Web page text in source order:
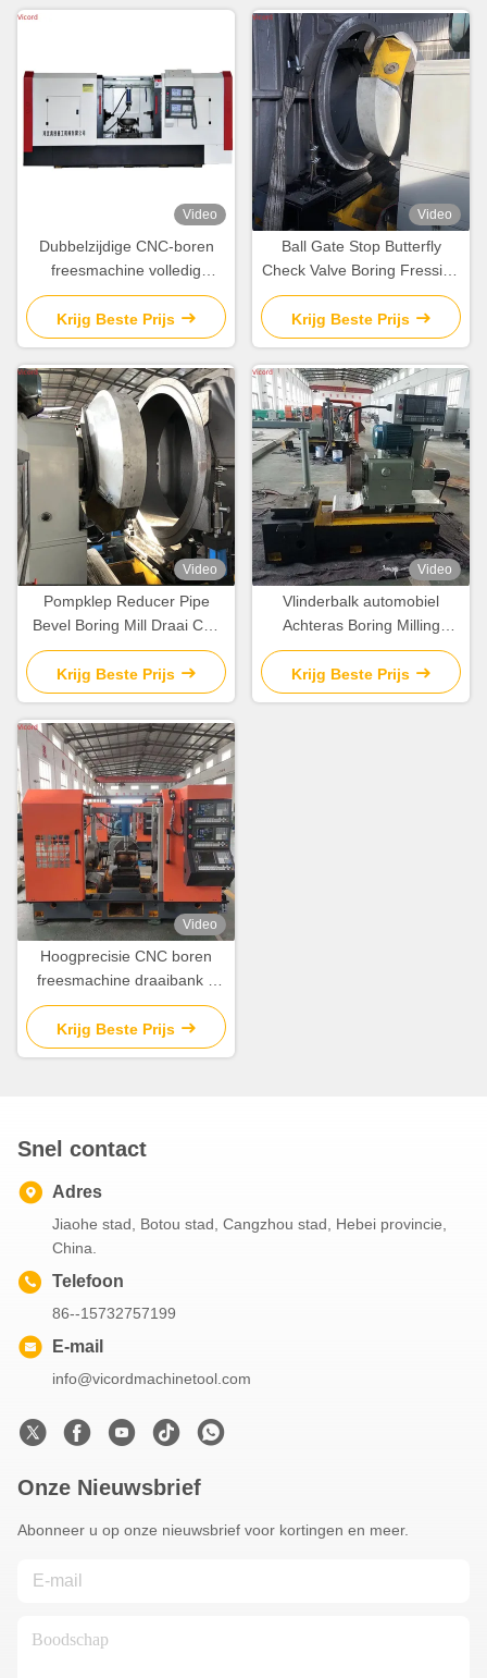
Video
Dubbelzijdige CNC-boren
freesmachine volledig
intelligente draaibank
geautomatiseerd
Krijg Beste Prijs
Video
Ball Gate Stop Butterfly
Check Valve Boring Fressing
And Turning Machine
Draaiwiel 50 R/Min
Krijg Beste Prijs
Video
Pompklep Reducer Pipe
Bevel Boring Mill Draai Cnc
Machine Draaien Machine
Krijg Beste Prijs
Video
Vlinderbalk automobiel
Achteras Boring Milling
Turning Machine / Mill Turn
Cnc
Krijg Beste Prijs
Video
Hoogprecisie CNC boren
freesmachine draaibank 3
zijde 7,7-15N.M servomotor
Krijg Beste Prijs
Snel contact
Adres
Jiaohe stad, Botou stad, Cangzhou stad, Hebei provincie,
China.
Telefoon
86--15732757199
E-mail
info@vicordmachinetool.com
Onze Nieuwsbrief
Abonneer u op onze nieuwsbrief voor kortingen en meer.